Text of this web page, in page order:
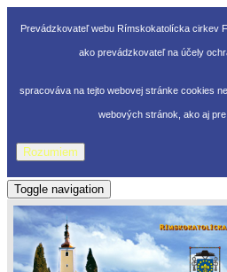
Prevádzkovateľ webu Rímskokatolícka cirkev
ako prevádzkovateľ na účely
spracováva na tejto webovej stránke cookies
webových stránok, ako aj
Rozumiem
Toggle navigation